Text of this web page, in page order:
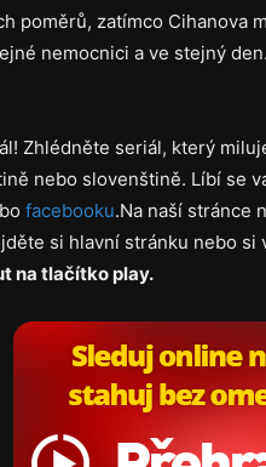
poměrů, zatímco Cihanova
nemocnici a ve stejný
Zhlédněte seriál, který
nebo slovenštině. Líbí se
facebooku.Na naší stránce
si hlavní stránku nebo si
na tlačítko play.